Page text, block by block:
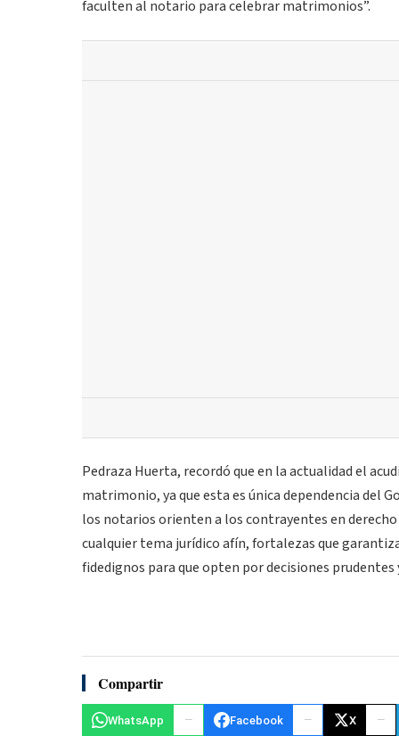
faculten al notario para celebrar matrimonios”.
Pedraza Huerta, recordó que en la actualidad el
matrimonio, ya que esta es única dependencia del
los notarios orienten a los contrayentes en
cualquier tema jurídico afín, fortalezas que
fidedignos para que opten por decisiones
Compartir
WhatsApp Facebook X